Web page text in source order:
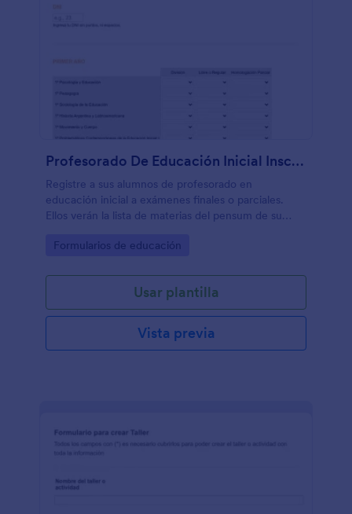
Profesorado De Educación Inicial Inscripciones A Exámenes Finales
Registre a sus alumnos de profesorado en
educación inicial a exámenes finales o parciales.
Ellos verán la lista de materias del pensum de su
resulta útil para catedráticos o encargados de
Go to Category:
Formularios de educación
Usar plantilla
Vista previa